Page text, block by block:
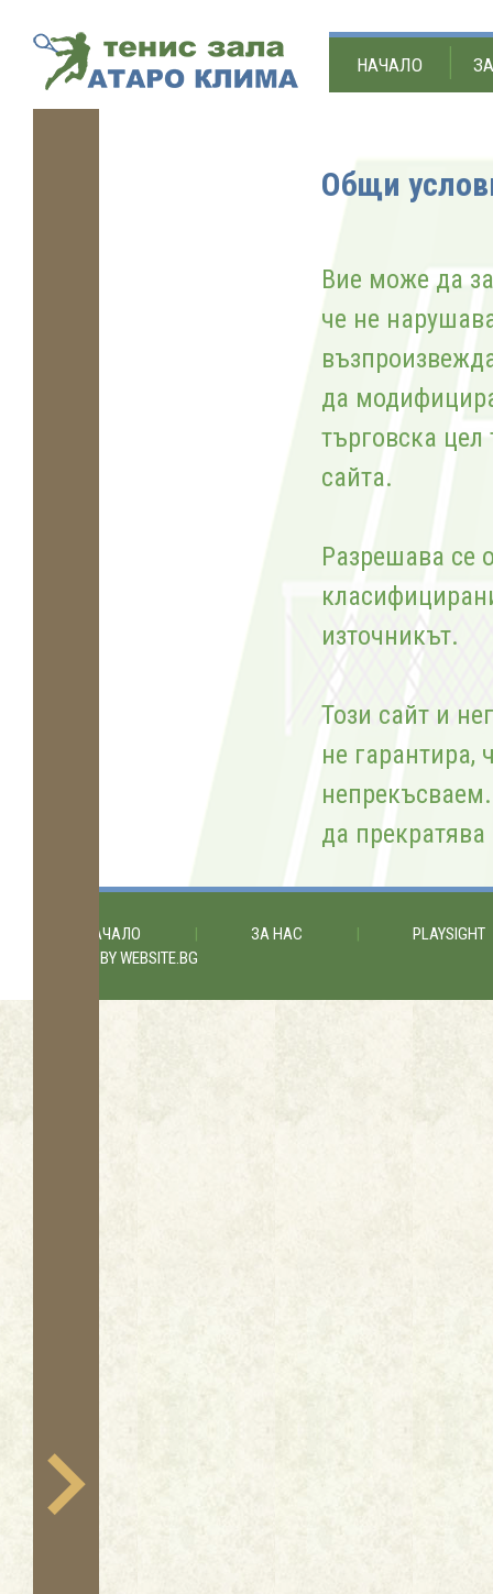
НАЧАЛО
Общи
Вие може да
че не
да
търговска
сайта.
Разрешава се
източникът.
Този сайт и
не гарантира,
да
НАЧАЛО | ЗА НАС |
PLAYSIGHT
POWERED BY WEBSITE.BG